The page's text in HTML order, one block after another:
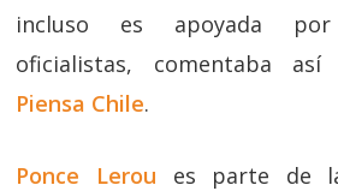
incluso es apoyada por
oficialistas, comentaba
Piensa Chile.
Ponce Lerou es parte de